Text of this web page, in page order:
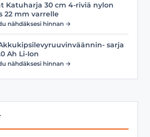
Katuharja 30 cm 4-riviä nylon
22 mm varrelle
nähdäksesi hinnan →
sarja
Ah Li-Ion
nähdäksesi hinnan →